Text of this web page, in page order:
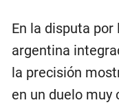
En la disputa
argentina
la precisión
en un duelo muy